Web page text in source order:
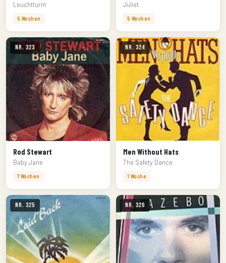
Leuchtturm
5 Wochen
Juliet
5 Wochen
Nr. 323
Rod Stewart
Baby Jane
7 Wochen
Nr. 324
Men Without Hats
The Safety Dance
1 Woche
Nr. 325 Nr. 326